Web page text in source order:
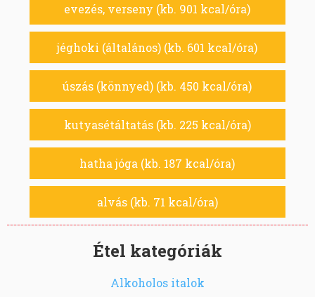
evezés, verseny (kb. 901 kcal/óra)
jéghoki (általános) (kb. 601 kcal/óra)
úszás (könnyed) (kb. 450 kcal/óra)
kutyasétáltatás (kb. 225 kcal/óra)
hatha jóga (kb. 187 kcal/óra)
alvás (kb. 71 kcal/óra)
Étel kategóriák
Alkoholos italok